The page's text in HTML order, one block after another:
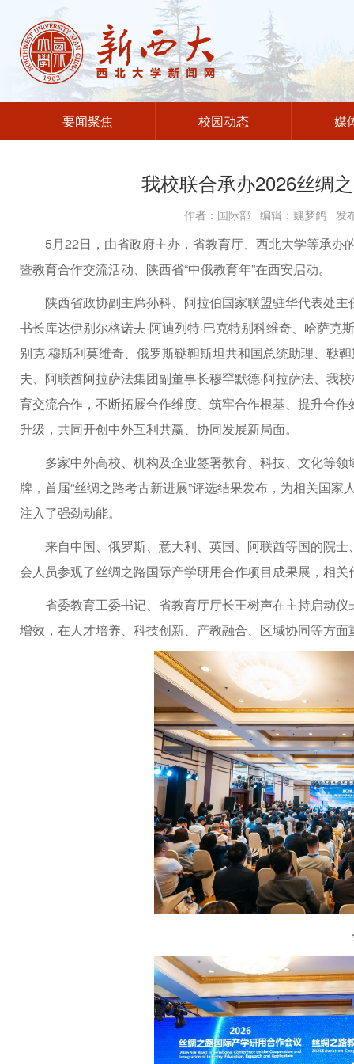
要闻聚焦 校园动态 媒
我校联合承办2026丝绸
作者：国际部 编辑：魏梦鸽
5月22日，由省政府主办，省教育厅、西北大学等承办
暨教育合作交流活动、陕西省“中俄教育年”在西安启动。
陕西省政协副主席孙科、阿拉伯国家联盟驻华代表处
书长库达伊别尔格诺夫·阿迪列特·巴克特别科维奇、哈萨
别克·穆斯利莫维奇、俄罗斯鞑靼斯坦共和国总统助理、鞑
夫、阿联酋阿拉萨法集团副董事长穆罕默德·阿拉萨法、我
育交流合作，不断拓展合作维度、筑牢合作根基、提升合
升级，共同开创中外互利共赢、协同发展新局面。
多家中外高校、机构及企业签署教育、科技、文化等
牌，首届“丝绸之路考古新进展”评选结果发布，为相关国
注入了强劲动能。
来自中国、俄罗斯、意大利、英国、阿联酋等国的院
会人员参观了丝绸之路国际产学研用合作项目成果展，相
省委教育工委书记、省教育厅厅长王树声在主持启动
增效，在人才培养、科技创新、产教融合、区域协同等方